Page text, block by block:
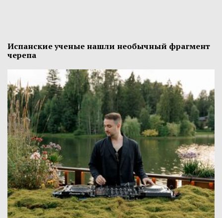
Испанские ученые нашли необычный фрагмент
черепа